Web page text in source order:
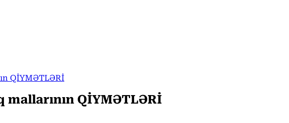
QİYMƏTLƏRİ
mallarının QİYMƏTLƏRİ